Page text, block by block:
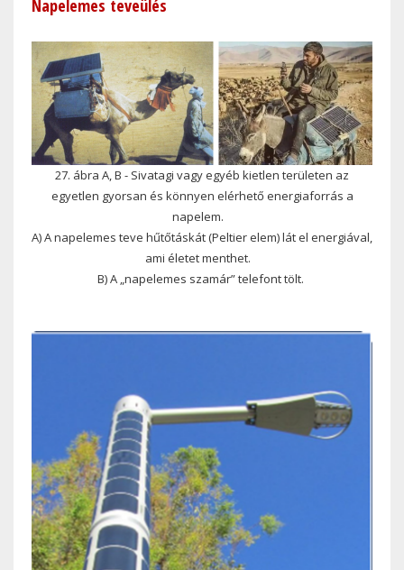
Napelemes teveülés
27. ábra A, B - Sivatagi vagy egyéb kietlen területen az
egyetlen gyorsan és könnyen elérhető energiaforrás a
napelem.
A) A napelemes teve hűtőtáskát (Peltier elem) lát el energiával,
ami életet menthet.
B) A „napelemes szamár” telefont tölt.